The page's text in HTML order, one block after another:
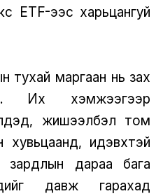
ETF-ээс харьцангуй
тухай маргаан нь зах
Их хэмжээгээр
жишээлбэл том
идэвхтэй
зардлын дараа бага
давж гарахад